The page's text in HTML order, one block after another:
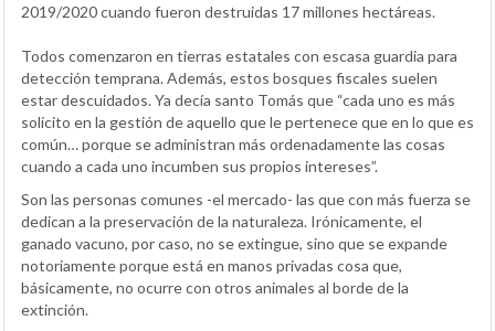
2019/2020 cuando fueron destruidas 17 millones hectáreas.
Todos comenzaron en tierras estatales con escasa guardia para
detección temprana. Además, estos bosques fiscales suelen
estar descuidados. Ya decía santo Tomás que “cada uno es más
solícito en la gestión de aquello que le pertenece que en lo que es
común… porque se administran más ordenadamente las cosas
cuando a cada uno incumben sus propios intereses”.
Son las personas comunes -el mercado- las que con más fuerza se
dedican a la preservación de la naturaleza. Irónicamente, el
ganado vacuno, por caso, no se extingue, sino que se expande
notoriamente porque está en manos privadas cosa que,
básicamente, no ocurre con otros animales al borde de la
extinción.